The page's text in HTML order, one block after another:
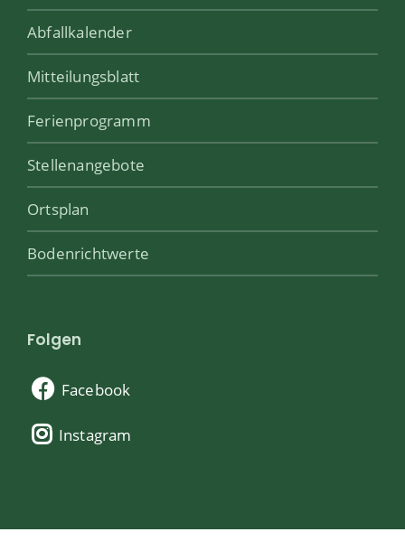
Abfallkalender
Mitteilungsblatt
Ferienprogramm
Stellenangebote
Ortsplan
Bodenrichtwerte
Folgen
Facebook
Instagram